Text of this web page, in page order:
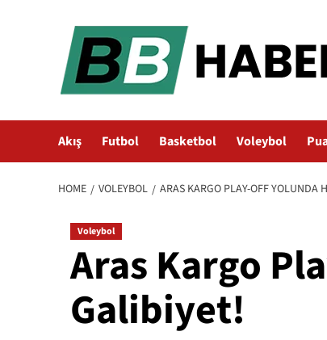
Akış Futbol Basketbol Voleybol
HOME VOLEYBOL ARAS KARGO PLAY-OFF YOLUNDA
Voleybol
Aras Kargo
Galibiyet!